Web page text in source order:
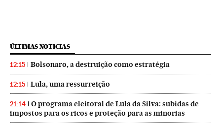
ÚLTIMAS NOTICIAS
12:15 Bolsonaro, a destruição como estratégia
12:15 Lula, uma ressurreição
21:14
O programa eleitoral de Lula da Silva: subidas de
impostos para os ricos e proteção para as minorias